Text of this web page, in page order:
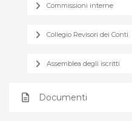
Commissioni interne
Collegio Revisori dei Conti
Assemblea degli iscritti
Documenti